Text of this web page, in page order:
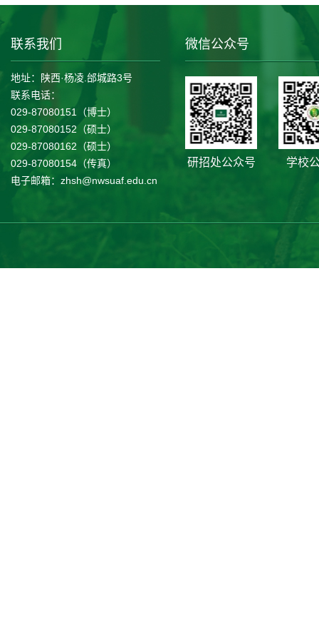
联系我们
地址：陕西·杨凌.邰城路3号
联系电话：
029-87080151（博士）
029-87080152（硕士）
029-87080162（硕士）
029-87080154（传真）
电子邮箱：zhsh@nwsuaf.edu.cn
微信公众号
研招处公众号 学校